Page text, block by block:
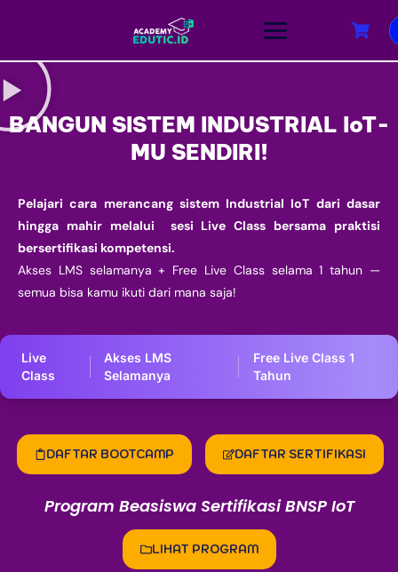
BANGUN SISTEM INDUSTRIAL IoT-
MU SENDIRI!
Pelajari cara merancang sistem Industrial IoT dari dasar
hingga mahir melalui sesi Live Class bersama praktisi
bersertifikasi kompetensi.
Akses LMS selamanya + Free Live Class selama 1 tahun —
semua bisa kamu ikuti dari mana saja!
Live
Class
Akses LMS
Selamanya
Free Live Class 1
Tahun
DAFTAR BOOTCAMP DAFTAR SERTIFIKASI
Program Beasiswa Sertifikasi BNSP IoT
LIHAT PROGRAM